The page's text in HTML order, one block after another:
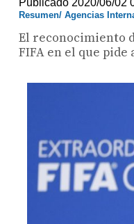
Publicado 2020/06/02
Resumen/ Agencias
El reconocimiento
FIFA en el que